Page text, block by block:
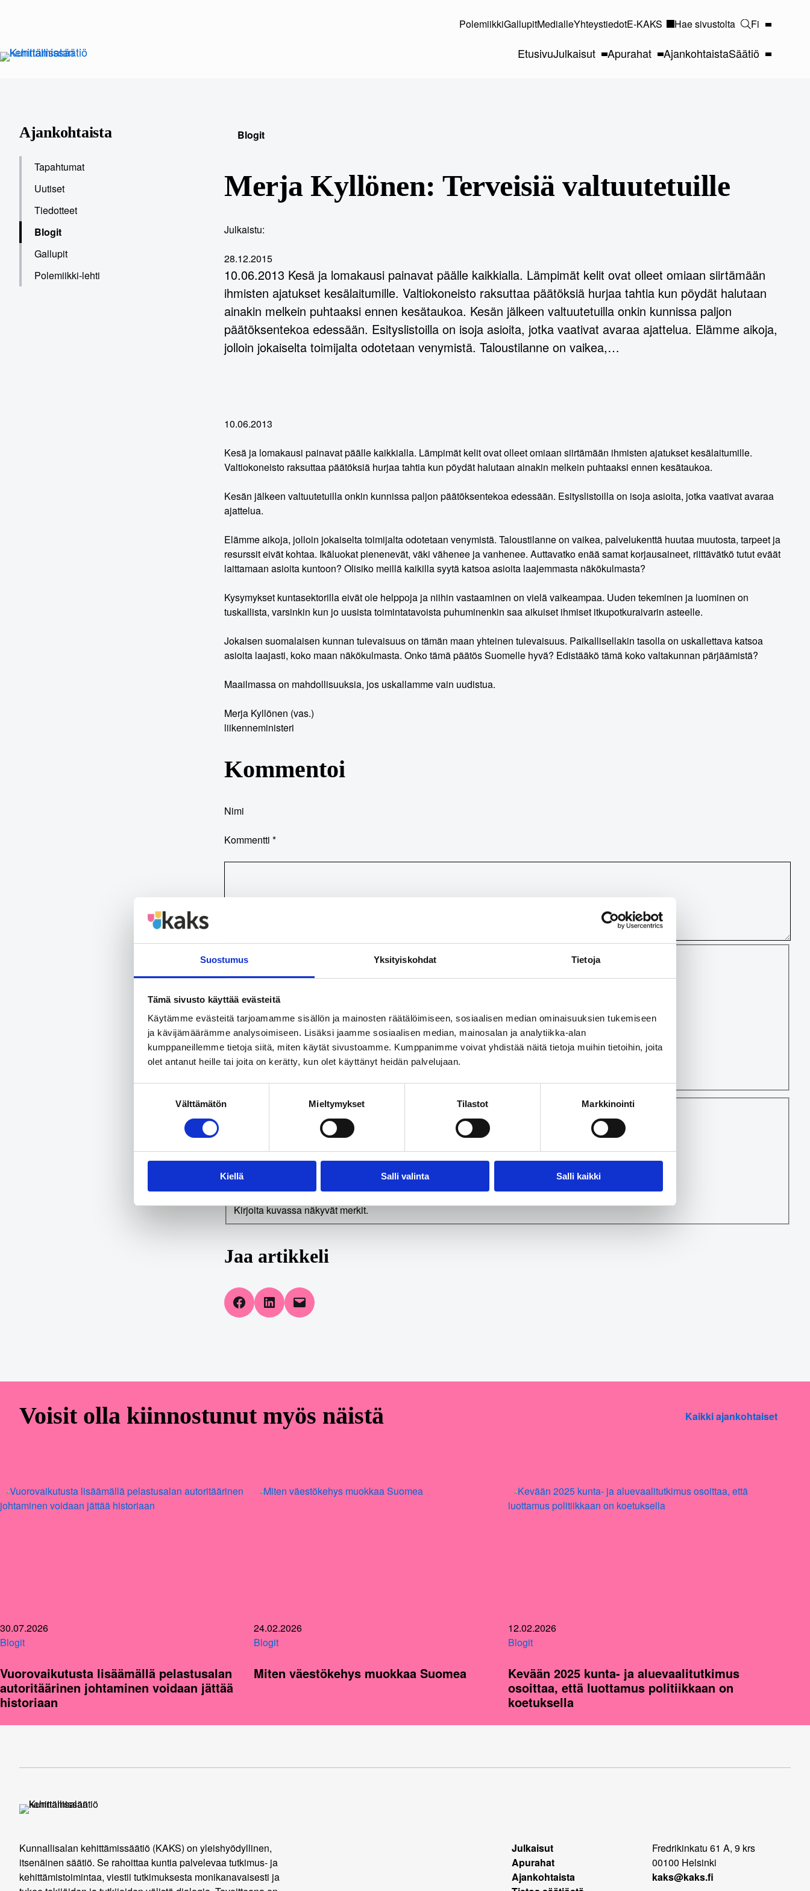
Suostumus Yksityiskohdat Tietoja
Tämä sivusto käyttää evästeitä
Käytämme evästeitä tarjoamamme sisällön ja mainosten räätälöimiseen, sosiaalisen median ominaisuuksien tukemiseen
ja kävijämäärämme analysoimiseen. Lisäksi jaamme sosiaalisen median, mainosalan ja analytiikka-alan
kumppaneillemme tietoja siitä, miten käytät sivustoamme. Kumppanimme voivat yhdistää näitä tietoja muihin tietoihin, joita
olet antanut heille tai joita on kerätty, kun olet käyttänyt heidän palvelujaan.
Välttämätön Mieltymykset Tilastot Markkinointi
Kiellä Salli valinta Salli kaikki
PolemiikkiGallupitMedialleYhteystiedotE-KAKS Hae sivustolta Fi
EtusivuJulkaisut Apurahat AjankohtaistaSäätiö
Blogit
Merja Kyllönen: Terveisiä valtuutetuille
Julkaistu:
28.12.2015
10.06.2013 Kesä ja lomakausi painavat päälle kaikkialla. Lämpimät kelit ovat olleet omiaan siirtämään
ihmisten ajatukset kesälaitumille. Valtiokoneisto raksuttaa päätöksiä hurjaa tahtia kun pöydät halutaan
ainakin melkein puhtaaksi ennen kesätaukoa. Kesän jälkeen valtuutetuilla onkin kunnissa paljon
päätöksentekoa edessään. Esityslistoilla on isoja asioita, jotka vaativat avaraa ajattelua. Elämme aikoja,
jolloin jokaiselta toimijalta odotetaan venymistä. Taloustilanne on vaikea,…
10.06.2013
Kesä ja lomakausi painavat päälle kaikkialla. Lämpimät kelit ovat olleet omiaan siirtämään ihmisten ajatukset kesälaitumille.
Valtiokoneisto raksuttaa päätöksiä hurjaa tahtia kun pöydät halutaan ainakin melkein puhtaaksi ennen kesätaukoa.
Kesän jälkeen valtuutetuilla onkin kunnissa paljon päätöksentekoa edessään. Esityslistoilla on isoja asioita, jotka vaativat avaraa
ajattelua.
Elämme aikoja, jolloin jokaiselta toimijalta odotetaan venymistä. Taloustilanne on vaikea, palvelukenttä huutaa muutosta, tarpeet ja
resurssit eivät kohtaa. Ikäluokat pienenevät, väki vähenee ja vanhenee. Auttavatko enää samat korjausaineet, riittävätkö tutut eväät
laittamaan asioita kuntoon? Olisiko meillä kaikilla syytä katsoa asioita laajemmasta näkökulmasta?
Kysymykset kuntasektorilla eivät ole helppoja ja niihin vastaaminen on vielä vaikeampaa. Uuden tekeminen ja luominen on
tuskallista, varsinkin kun jo uusista toimintatavoista puhuminenkin saa aikuiset ihmiset itkupotkuraivarin asteelle.
Jokaisen suomalaisen kunnan tulevaisuus on tämän maan yhteinen tulevaisuus. Paikallisellakin tasolla on uskallettava katsoa
asioita laajasti, koko maan näkökulmasta. Onko tämä päätös Suomelle hyvä? Edistääkö tämä koko valtakunnan pärjäämistä?
Maailmassa on mahdollisuuksia, jos uskallamme vain uudistua.
Merja Kyllönen (vas.)
liikenneministeri
Kommentoi
Nimi
Kommentti *
Lisää tietoa tekstimuodoista
Teksti
You can useBBCodetags in the text. URLs will automatically be converted to links.
Rivit ja kappaleet päätetään automaattisesti.
Www-osoitteet ja email-osoitteet muutetaan automaattisesti linkeiksi.
Tämä kysymys esitetään, jotta lomakkeen automatisoitu käyttö voitaisiin estää.
Mikä koodi on kuvassa?
Kirjoita kuvassa näkyvät merkit.
Jaa artikkeli
Share on Facebook
Share on LinkedIn
Email this Page
Ajankohtaista
Tapahtumat
Uutiset
Tiedotteet
Blogit
Gallupit
Polemiikki-lehti
Voisit olla kiinnostunut myös näistä Kaikki ajankohtaiset
30.07.2026
Blogit
Vuorovaikutusta lisäämällä pelastusalan
autoritäärinen johtaminen voidaan jättää
historiaan
24.02.2026
Blogit
Miten väestökehys muokkaa Suomea
12.02.2026
Blogit
Kevään 2025 kunta- ja aluevaalitutkimus
osoittaa, että luottamus politiikkaan on
koetuksella
Kunnallisalan kehittämissäätiö (KAKS) on yleishyödyllinen,
itsenäinen säätiö. Se rahoittaa kuntia palvelevaa tutkimus- ja
kehittämistoimintaa, viestii tutkimuksesta monikanavaisesti ja
Julkaisut
Apurahat
Ajankohtaista
Fredrikinkatu 61 A, 9 krs
00100 Helsinki
kaks@kaks.fi